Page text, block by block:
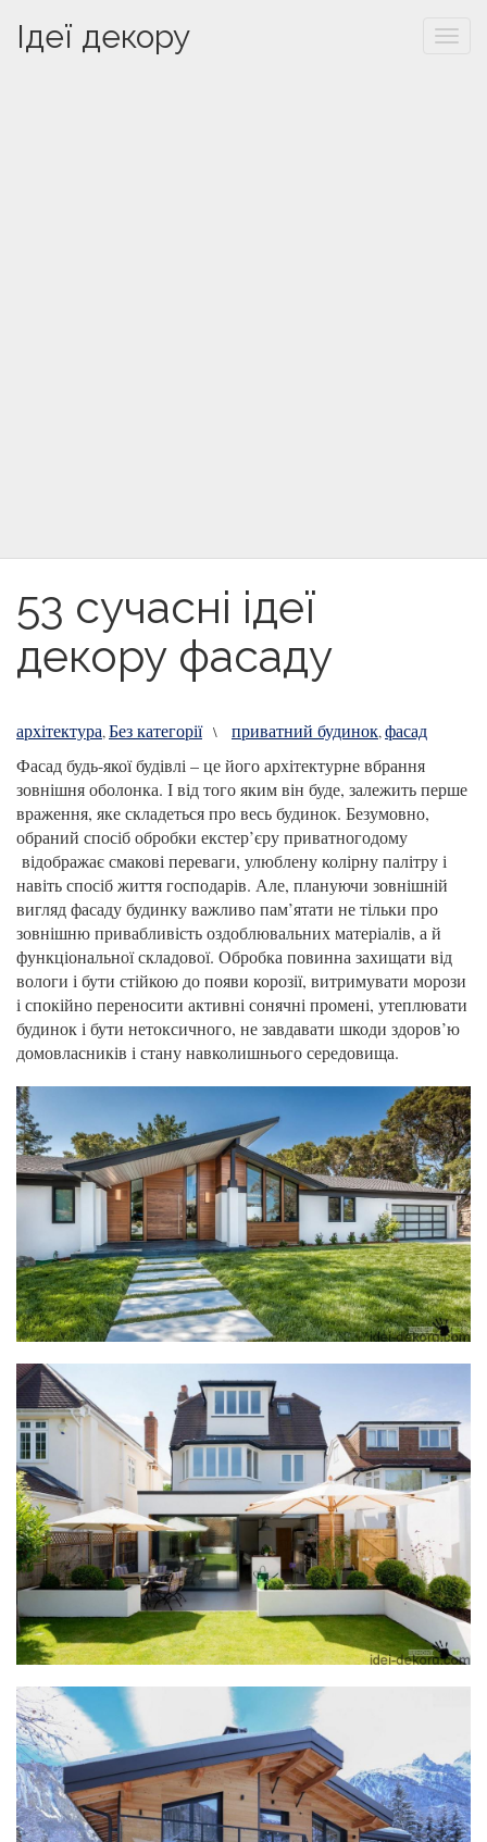
Ідеї декору
53 сучасні ідеї
декору фасаду
архітектура,Без категорії \ приватний будинок,фасад
Фасад будь-якої будівлі – це його архітектурне вбрання
зовнішня оболонка. І від того яким він буде, залежить перше
враження, яке складеться про весь будинок. Безумовно,
обраний спосіб обробки екстер’єру приватногодому
відображає смакові переваги, улюблену колірну палітру і
навіть спосіб життя господарів. Але, плануючи зовнішній
вигляд фасаду будинку важливо пам’ятати не тільки про
зовнішню привабливість оздоблювальних матеріалів, а й
функціональної складової. Обробка повинна захищати від
вологи і бути стійкою до появи корозії, витримувати морози
і спокійно переносити активні сонячні промені, утеплювати
будинок і бути нетоксичного, не завдавати шкоди здоров’ю
домовласників і стану навколишнього середовища.